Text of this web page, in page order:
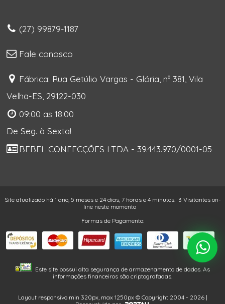
(27) 99879-1187
Fale conosco
Fábrica: Rua Getúlio Vargas - Glória, nº 381, Vila
Velha-ES, 29122-030
09:00 as 18:00
De Seg. à Sexta!
BEBEL CONFECÇÕES LTDA - 39.443.970/0001-05
Site atualizado há 1 ano, 5 meses e 24 dias, 7 horas e 4 minutos. 3 Visitantes on-
line neste momento
Formas de Pagamento:
Este site possui alta segurança de armazenamento de dados. As
informações financeiros são criptografadas.
Layout responsivo min 320px, max 1250px © Copyright 2004 - 2026 |